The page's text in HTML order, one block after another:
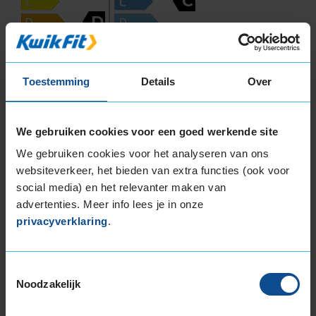
Toestemming Details Over
We gebruiken cookies voor een goed werkende site
We gebruiken cookies voor het analyseren van ons
websiteverkeer, het bieden van extra functies (ook voor
social media) en het relevanter maken van
advertenties. Meer info lees je in onze
privacyverklaring.
Noodzakelijk
D
ABC
Deze band is beoordeeld met het EU
brandstofefficiëntie-label D, wat overeen komt
met een minder goede brandstofefficiëntie.
In de categorie grip op nat wegdek is deze band
deze band goede grip heeft bij natte
De band heeft een extern rolgeluid van 72 dB